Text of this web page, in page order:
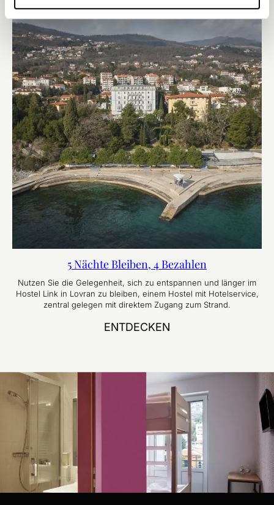
5 Nächte Bleiben, 4 Bezahlen
Nutzen Sie die Gelegenheit, sich zu entspannen und länger im
Hostel Link in Lovran zu bleiben, einem Hostel mit Hotelservice,
zentral gelegen mit direktem Zugang zum Strand.
ENTDECKEN